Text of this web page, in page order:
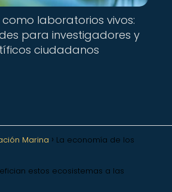
laboratorios vivos:
para investigadores y
ciudadanos
Marina La economía de los
estos ecosistemas a las